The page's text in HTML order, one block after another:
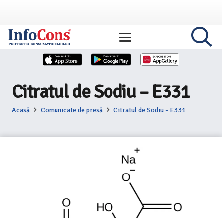
Citratul de Sodiu – E331
Acasă Comunicate de presă Citratul de Sodiu – E331